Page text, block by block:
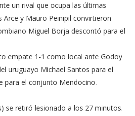
un rival que ocupa las últimas
Arce y Mauro Peinipil convirtieron
Miguel Borja descontó para el
empate 1-1 como local ante Godoy
uruguayo Michael Santos para el
para el conjunto Mendocino.
se retiró lesionado a los 27 minutos.